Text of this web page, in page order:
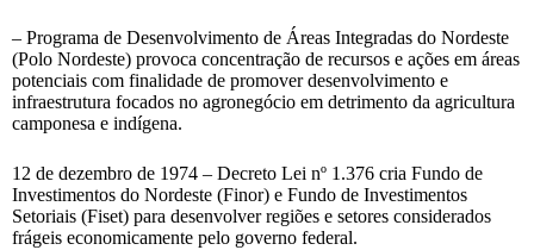
– Programa de Desenvolvimento de Áreas Integradas do Nordeste
(Polo Nordeste) provoca concentração de recursos e ações em áreas
potenciais com finalidade de promover desenvolvimento e
infraestrutura focados no agronegócio em detrimento da agricultura
camponesa e indígena.
12 de dezembro de 1974 – Decreto Lei nº 1.376 cria Fundo de
Investimentos do Nordeste (Finor) e Fundo de Investimentos
Setoriais (Fiset) para desenvolver regiões e setores considerados
frágeis economicamente pelo governo federal.